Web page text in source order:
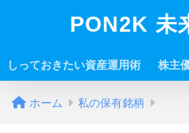
PON2K 未
しっておきたい資産運用術 株主
ホーム 私の保有銘柄